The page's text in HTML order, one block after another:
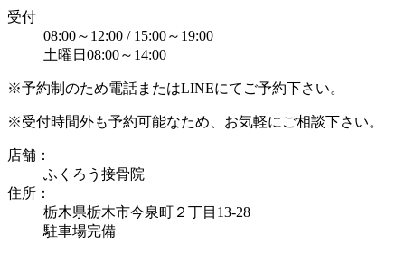
受付
08:00～12:00 / 15:00～19:00
土曜日08:00～14:00
※予約制のため電話またはLINEにてご予約下さい。
※受付時間外も予約可能なため、お気軽にご相談下さい。
店舗：
ふくろう接骨院
住所：
栃木県栃木市今泉町２丁目13-28
駐車場完備